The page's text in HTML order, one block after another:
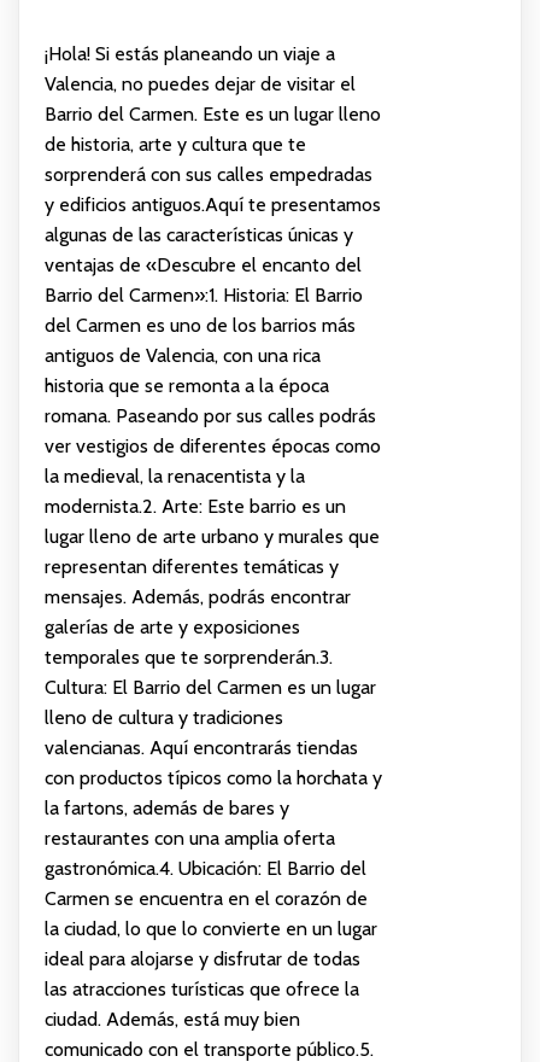
¡Hola! Si estás planeando un viaje a
Valencia, no puedes dejar de visitar el
Barrio del Carmen. Este es un lugar lleno
de historia, arte y cultura que te
sorprenderá con sus calles empedradas
y edificios antiguos.Aquí te presentamos
algunas de las características únicas y
ventajas de «Descubre el encanto del
Barrio del Carmen»:1. Historia: El Barrio
del Carmen es uno de los barrios más
antiguos de Valencia, con una rica
historia que se remonta a la época
romana. Paseando por sus calles podrás
ver vestigios de diferentes épocas como
la medieval, la renacentista y la
modernista.2. Arte: Este barrio es un
lugar lleno de arte urbano y murales que
representan diferentes temáticas y
mensajes. Además, podrás encontrar
galerías de arte y exposiciones
temporales que te sorprenderán.3.
Cultura: El Barrio del Carmen es un lugar
lleno de cultura y tradiciones
valencianas. Aquí encontrarás tiendas
con productos típicos como la horchata y
la fartons, además de bares y
restaurantes con una amplia oferta
gastronómica.4. Ubicación: El Barrio del
Carmen se encuentra en el corazón de
la ciudad, lo que lo convierte en un lugar
ideal para alojarse y disfrutar de todas
las atracciones turísticas que ofrece la
ciudad. Además, está muy bien
comunicado con el transporte público.5.